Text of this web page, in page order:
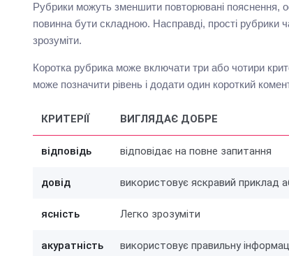
Рубрики можуть зменшити повторювані пояснення,
повинна бути складною. Насправді, прості рубрики
зрозуміти.
Коротка рубрика може включати три або чотири
може позначити рівень і додати один короткий
КРИТЕРІЇ ВИГЛЯДАЄ ДОБРЕ
відповідь відповідає на повне запитання
довід використовує яскравий приклад
ясність Легко зрозуміти
акуратність використовує правильну